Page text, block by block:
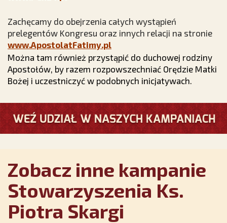
Zachęcamy do obejrzenia całych wystąpień
prelegentów Kongresu oraz innych relacji na stronie
www.ApostolatFatimy.pl
Można tam również przystąpić do duchowej rodziny
Apostołów, by razem rozpowszechniać Orędzie Matki
Bożej i uczestniczyć w podobnych inicjatywach.
Zobacz inne kampanie
Stowarzyszenia Ks.
Piotra Skargi